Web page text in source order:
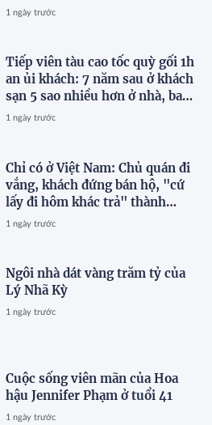
1 ngày trước
Tiếp viên tàu cao tốc quỳ gối 1h
an ủi khách: 7 năm sau ở khách
sạn 5 sao nhiều hơn ở nhà, bay
hạng thương gia
1 ngày trước
Chỉ có ở Việt Nam: Chủ quán đi
vắng, khách đứng bán hộ, "cứ
lấy đi hôm khác trả" thành
chuyện thường ngày
1 ngày trước
Ngôi nhà dát vàng trăm tỷ của
Lý Nhã Kỳ
1 ngày trước
Cuộc sống viên mãn của Hoa
hậu Jennifer Phạm ở tuổi 41
1 ngày trước